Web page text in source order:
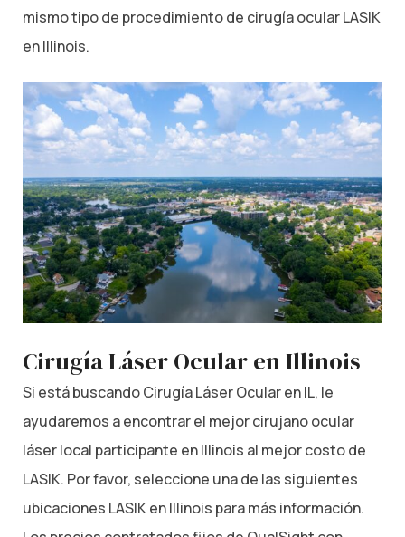
mismo tipo de procedimiento de cirugía ocular LASIK
en Illinois.
Cirugía Láser Ocular en Illinois
Si está buscando Cirugía Láser Ocular en IL, le
ayudaremos a encontrar el mejor cirujano ocular
láser local participante en Illinois al mejor costo de
LASIK. Por favor, seleccione una de las siguientes
ubicaciones LASIK en Illinois para más información.